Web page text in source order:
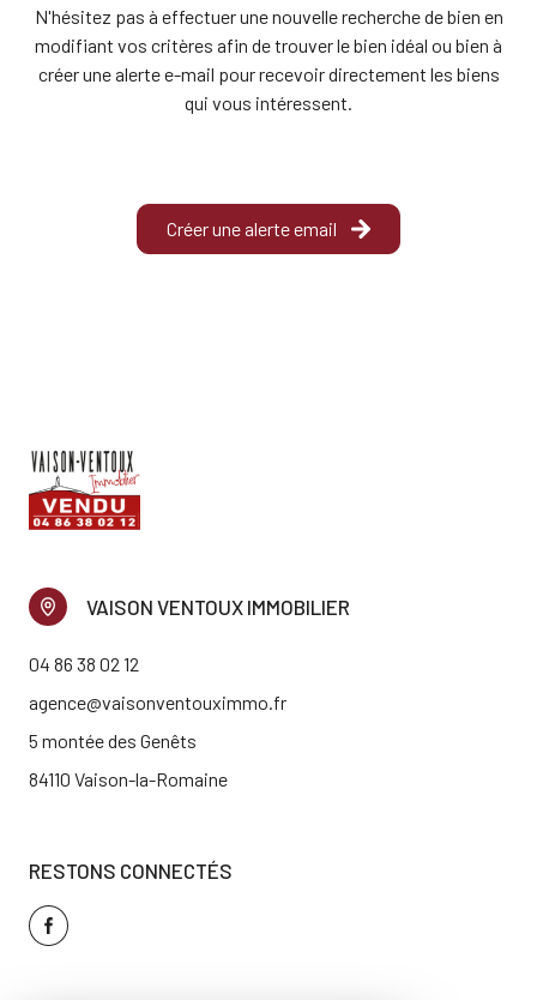
E-MAIL
QUI
N'hésitez pas à effectuer une nouvelle recherche de bien en
modifiant vos critères afin de trouver le bien idéal ou bien à
créer une alerte e-mail pour recevoir directement les biens
qui vous intéressent.
Créer une alerte email
VAISON VENTOUX IMMOBILIER
04 86 38 02 12
agence@vaisonventouximmo.fr
5 montée des Genêts
84110 Vaison-la-Romaine
RESTONS CONNECTÉS